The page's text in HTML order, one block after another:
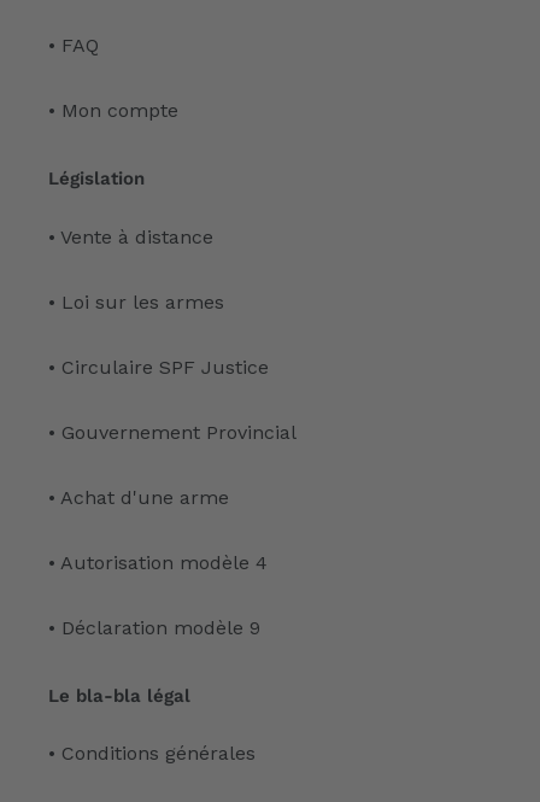
• FAQ
• Mon compte
Législation
• Vente à distance
• Loi sur les armes
• Circulaire SPF Justice
• Gouvernement Provincial
• Achat d'une arme
• Autorisation modèle 4
• Déclaration modèle 9
Le bla-bla légal
• Conditions générales